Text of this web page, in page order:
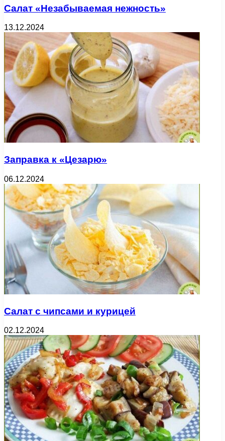
Салат «Незабываемая нежность»
13.12.2024
Заправка к «Цезарю»
06.12.2024
Салат с чипсами и курицей
02.12.2024